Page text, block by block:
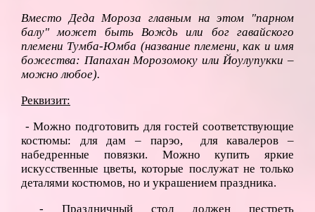
Вместо Деда Мороза главным на этом "парном
балу" может быть Вождь или бог гавайского
племени Тумба-Юмба (название племени, как и имя
божества: Папахан Морозомоку или Йоулупукки –
можно любое).
Реквизит:
- Можно подготовить для гостей соответствующие
костюмы: для дам – парэо, для кавалеров –
набедренные повязки. Можно купить яркие
искусственные цветы, которые послужат не только
деталями костюмов, но и украшением праздника.
- Праздничный стол должен пестреть